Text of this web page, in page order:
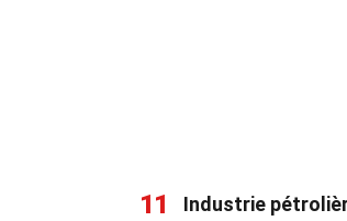
11 Industrie